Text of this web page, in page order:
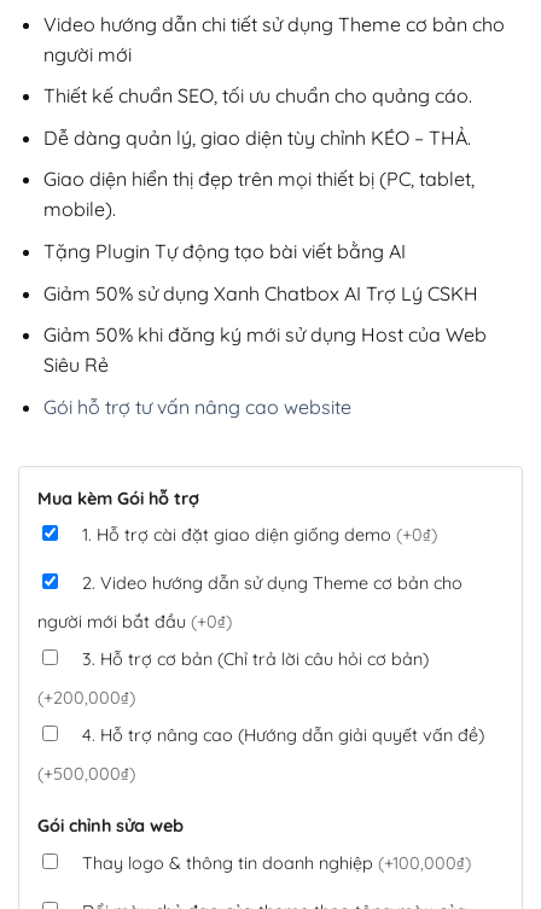
Video hướng dẫn chi tiết sử dụng Theme cơ bản cho
người mới
Thiết kế chuẩn SEO, tối ưu chuẩn cho quảng cáo.
Dễ dàng quản lý, giao diện tùy chỉnh KÉO – THẢ.
Giao diện hiển thị đẹp trên mọi thiết bị (PC, tablet,
mobile).
Tặng Plugin Tự động tạo bài viết bằng AI
Giảm 50% sử dụng Xanh Chatbox AI Trợ Lý CSKH
Giảm 50% khi đăng ký mới sử dụng Host của Web
Siêu Rẻ
Gói hỗ trợ tư vấn nâng cao website
Mua kèm Gói hỗ trợ
1. Hỗ trợ cài đặt giao diện giống demo (+0₫)
2. Video hướng dẫn sử dụng Theme cơ bản cho
người mới bắt đầu (+0₫)
3. Hỗ trợ cơ bản (Chỉ trả lời câu hỏi cơ bản)
(+200,000₫)
4. Hỗ trợ nâng cao (Hướng dẫn giải quyết vấn đề)
(+500,000₫)
Gói chỉnh sửa web
Thay logo & thông tin doanh nghiệp (+100,000₫)